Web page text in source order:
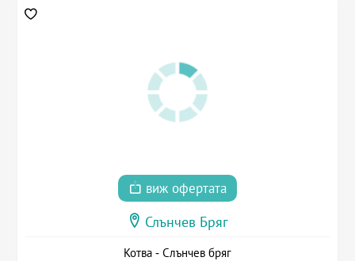
виж офертата
Слънчев Бряг
Котва - Слънчев бряг